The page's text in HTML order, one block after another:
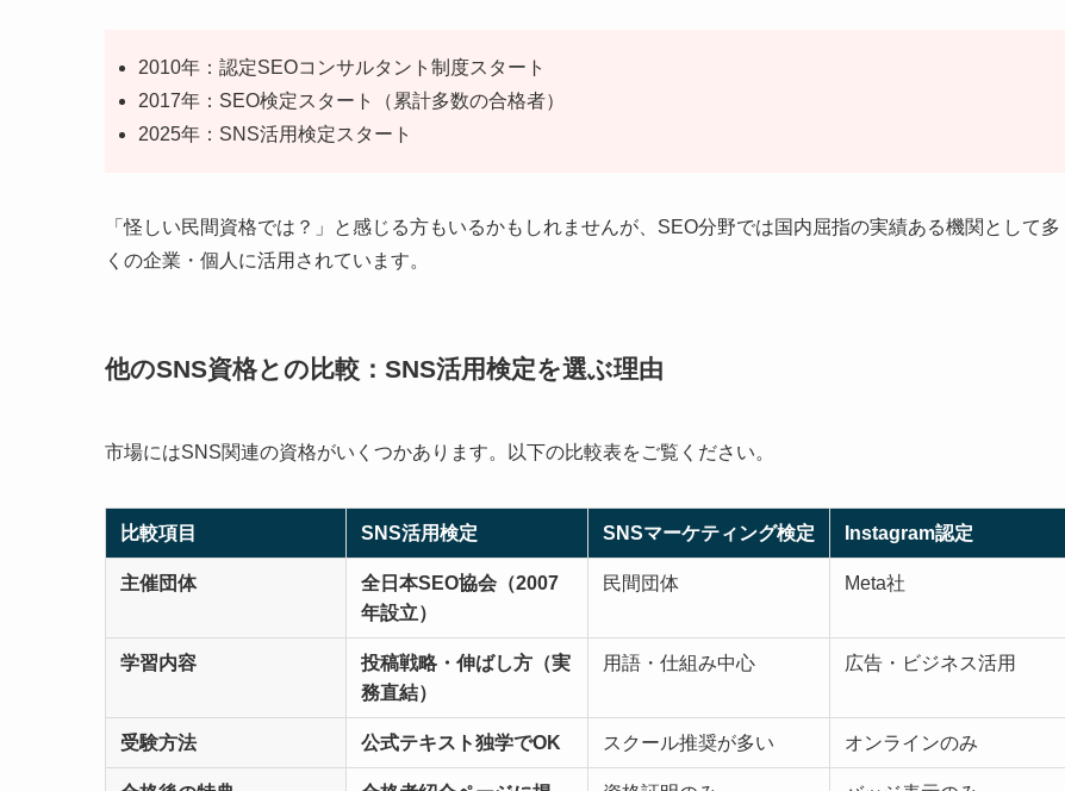
2010年：認定SEOコンサルタント制度スタート
2017年：SEO検定スタート（累計多数の合格者）
2025年：SNS活用検定スタート
「怪しい民間資格では？」と感じる方もいるかもしれませんが、SEO分野では国内屈指の実績ある機関として多
くの企業・個人に活用されています。
他のSNS資格との比較：SNS活用検定を選ぶ理由
市場にはSNS関連の資格がいくつかあります。以下の比較表をご覧ください。
比較項目 SNS活用検定 SNSマーケティング検定 Instagram認定
主催団体
全日本SEO協会（2007
年設立）
民間団体 Meta社
学習内容
投稿戦略・伸ばし方（実
務直結）
用語・仕組み中心 広告・ビジネス活用
受験方法 公式テキスト独学でOK スクール推奨が多い オンラインのみ